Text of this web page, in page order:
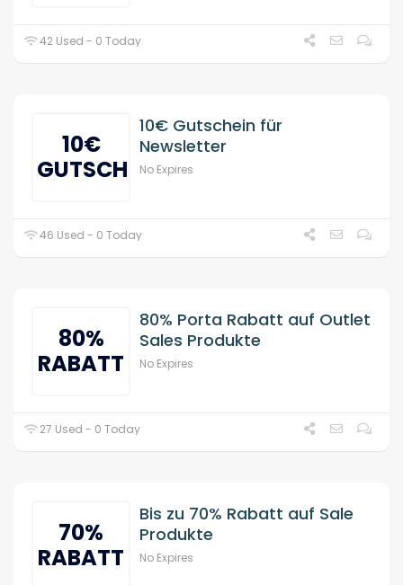
42 Used - 0 Today
10€
GUTSCHEIN
10€ Gutschein für
Newsletter
No Expires
46 Used - 0 Today
80%
RABATT
80% Porta Rabatt auf Outlet
Sales Produkte
No Expires
27 Used - 0 Today
70%
RABATT
Bis zu 70% Rabatt auf Sale
Produkte
No Expires